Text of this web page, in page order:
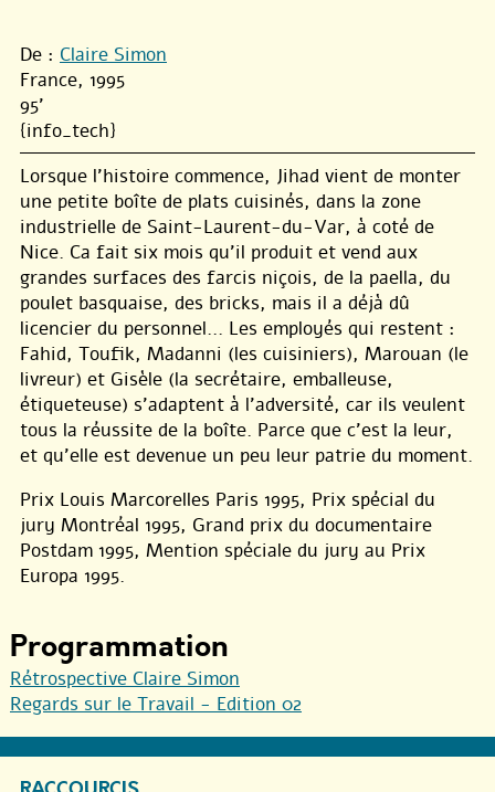
De : Claire Simon
France, 1995
95'
{info_tech}
Lorsque l’histoire commence, Jihad vient de monter
une petite boîte de plats cuisinés, dans la zone
industrielle de Saint-Laurent-du-Var, à coté de
Nice. Ca fait six mois qu’il produit et vend aux
grandes surfaces des farcis niçois, de la paella, du
poulet basquaise, des bricks, mais il a déjà dû
licencier du personnel... Les employés qui restent :
Fahid, Toufik, Madanni (les cuisiniers), Marouan (le
livreur) et Gisèle (la secrétaire, emballeuse,
étiqueteuse) s’adaptent à l’adversité, car ils veulent
tous la réussite de la boîte. Parce que c’est la leur,
et qu’elle est devenue un peu leur patrie du moment.
Prix Louis Marcorelles Paris 1995, Prix spécial du
jury Montréal 1995, Grand prix du documentaire
Postdam 1995, Mention spéciale du jury au Prix
Europa 1995.
Programmation
Rétrospective Claire Simon
Regards sur le Travail - Edition 02